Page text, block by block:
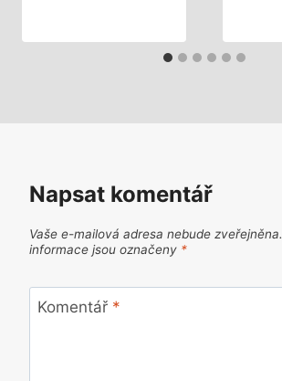
Napsat komentář
Vaše e-mailová adresa nebude zveřejněna.
informace jsou označeny *
Komentář *